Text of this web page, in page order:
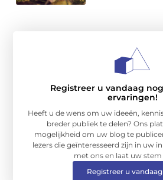
Registreer u vandaag
ervaringen!
Heeft u de wens om uw ideeën,
breder publiek te delen? Ons
mogelijkheid om uw blog te
lezers die geïnteresseerd zijn in uw
met ons en laat uw stem
Registreer u